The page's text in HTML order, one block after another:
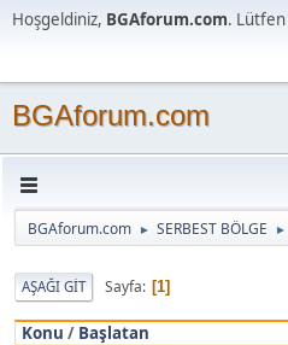
Hoşgeldiniz, BGAforum.com. Lütfen
BGAforum.com
BGAforum.com ► SERBEST BÖLGE ►
AŞAĞI GIT Sayfa 1
Konu / Başlatan